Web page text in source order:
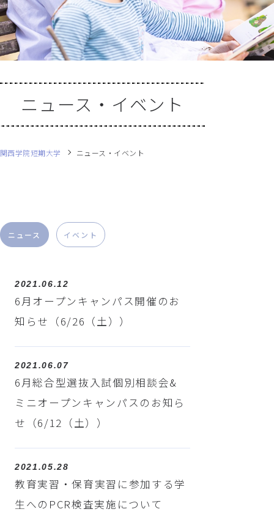
ニュース・イベント
関西学院短期大学 ニュース・イベント
ニュース イベント
2021.06.12
6月オープンキャンパス開催のお
知らせ（6/26（土））
2021.06.07
6月総合型選抜入試個別相談会&
ミニオープンキャンパスのお知ら
せ（6/12（土））
2021.05.28
教育実習・保育実習に参加する学
生へのPCR検査実施について